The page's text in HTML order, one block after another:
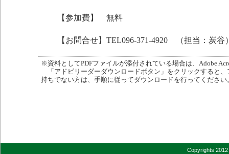
【参加費】 無料
【お問合せ】TEL096-371-4920 （担当：炭谷
※資料としてPDFファイルが添付されている場合は、Adobe
「アドビリーダーダウンロードボタン」をクリックすると
持ちでない方は、手順に従ってダウンロードを行ってください
Copyrights